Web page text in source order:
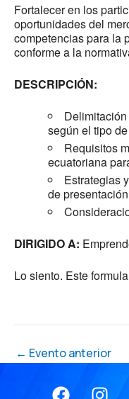
Fortalecer en los
oportunidades del
competencias para la
conforme a la
DESCRIPCIÓN:
según el tipo
Requisitos
ecuatoriana
Estrategias
de
DIRIGIDO A:
Lo siento. Este
← Evento anterior